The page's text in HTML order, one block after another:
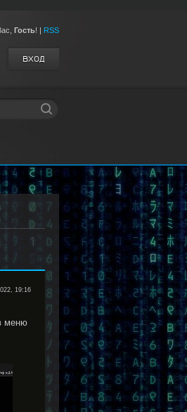
Гость! | RSS
ВХОД
19:16
меню